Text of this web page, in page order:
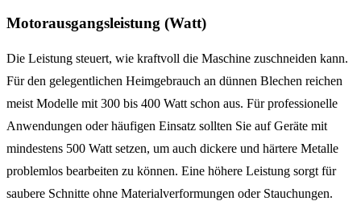
Motorausgangsleistung (Watt)
Die Leistung steuert, wie kraftvoll die Maschine zuschneiden kann.
Für den gelegentlichen Heimgebrauch an dünnen Blechen reichen
meist Modelle mit 300 bis 400 Watt schon aus. Für professionelle
Anwendungen oder häufigen Einsatz sollten Sie auf Geräte mit
mindestens 500 Watt setzen, um auch dickere und härtere Metalle
problemlos bearbeiten zu können. Eine höhere Leistung sorgt für
saubere Schnitte ohne Materialverformungen oder Stauchungen.